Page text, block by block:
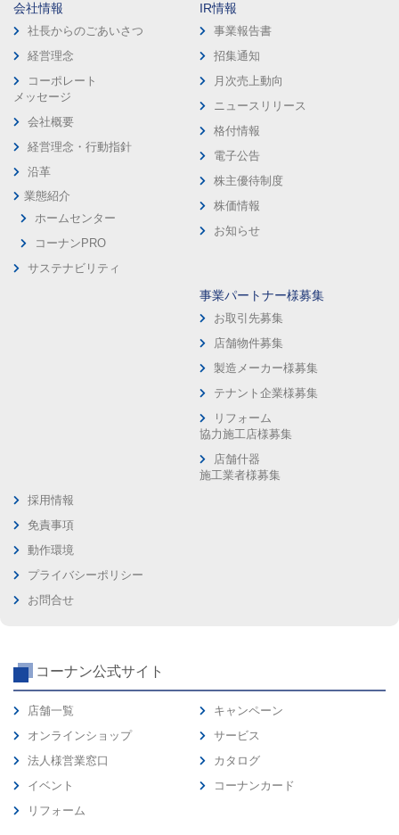
会社情報
社長からのごあいさつ
経営理念
コーポレート
メッセージ
会社概要
経営理念・行動指針
沿革
業態紹介
ホームセンター
コーナンPRO
サステナビリティ
IR情報
事業報告書
招集通知
月次売上動向
ニュースリリース
格付情報
電子公告
株主優待制度
株価情報
お知らせ
事業パートナー様募集
お取引先募集
店舗物件募集
製造メーカー様募集
テナント企業様募集
リフォーム
協力施工店様募集
店舗什器
施工業者様募集
採用情報
免責事項
動作環境
プライバシーポリシー
お問合せ
コーナン公式サイト
店舗一覧
オンラインショップ
法人様営業窓口
イベント
リフォーム
キャンペーン
サービス
カタログ
コーナンカード